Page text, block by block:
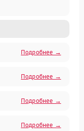
Подробнее →
Подробнее →
Подробнее →
Подробнее →